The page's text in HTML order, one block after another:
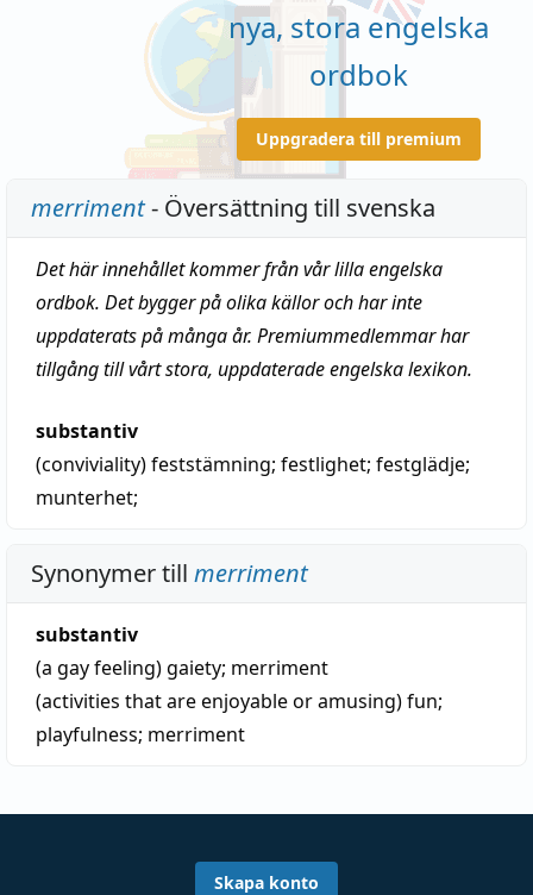
nya, stora engelska
ordbok
Uppgradera till premium
merriment- Översättning till svenska
Det här innehållet kommer från vår lilla engelska
ordbok. Det bygger på olika källor och har inte
uppdaterats på många år. Premiummedlemmar har
tillgång till vårt stora, uppdaterade engelska lexikon.
substantiv
(conviviality)feststämning; festlighet; festglädje;
munterhet;
Synonymer till merriment
substantiv
(a gay feeling)gaiety; merriment
(activities that are enjoyable or amusing)fun;
playfulness; merriment
Skapa konto